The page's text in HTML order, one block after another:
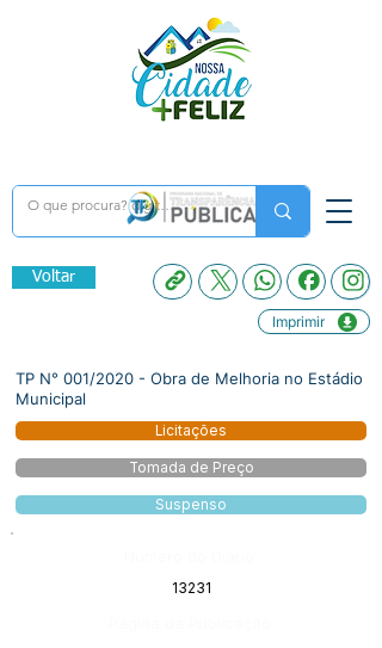
Voltar
Imprimir
TP N° 001/2020 - Obra de Melhoria no Estádio
Municipal
Licitações
Tomada de Preço
Suspenso
13231